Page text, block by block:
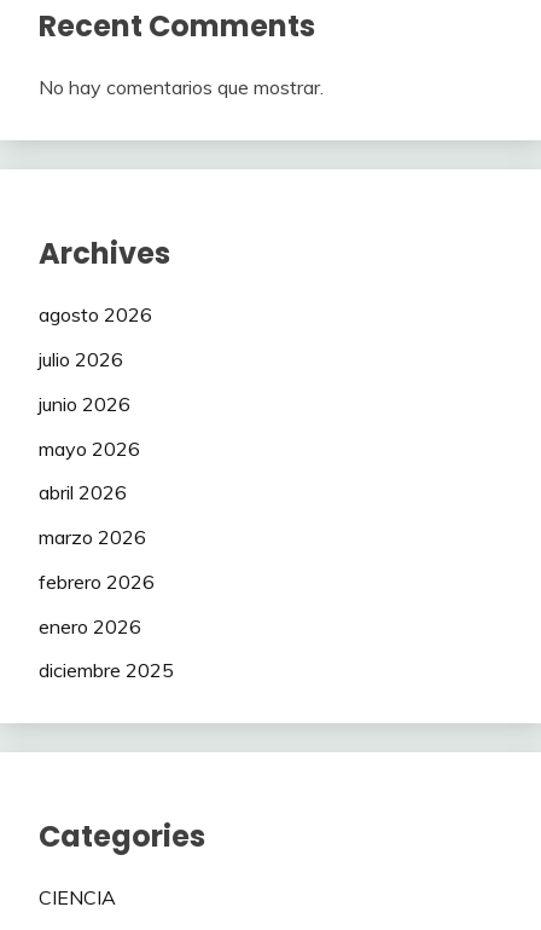
Recent Comments
No hay comentarios que mostrar.
Archives
agosto 2026
julio 2026
junio 2026
mayo 2026
abril 2026
marzo 2026
febrero 2026
enero 2026
diciembre 2025
Categories
CIENCIA